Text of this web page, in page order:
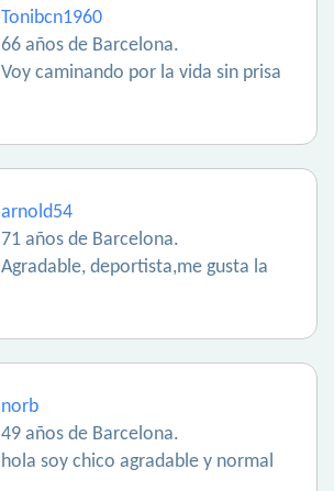
Tonibcn1960
66 años de Barcelona.
Voy caminando por la vida sin prisa
arnold54
71 años de Barcelona.
Agradable, deportista,me gusta la
norb
49 años de Barcelona.
hola soy chico agradable y normal